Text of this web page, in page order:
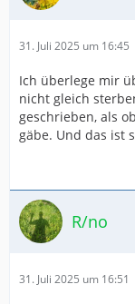
31. Juli 2025 um 16:45
Ich überlege mir
nicht gleich
geschrieben, als
gäbe. Und das ist
R/no
31. Juli 2025 um 16:51